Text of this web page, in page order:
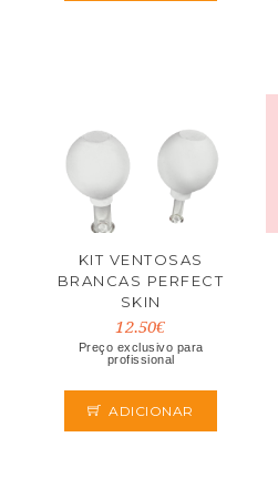
KIT VENTOSAS
BRANCAS PERFECT
SKIN
12.50€
Preço exclusivo para
profissional
ADICIONAR